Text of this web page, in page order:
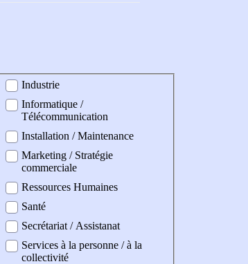
Industrie
Informatique /
Télécommunication
Installation / Maintenance
Marketing / Stratégie
commerciale
Ressources Humaines
Santé
Secrétariat / Assistanat
Services à la personne / à la
collectivité